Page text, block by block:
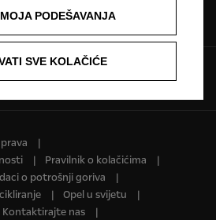
Newsletter
Pravilnik o kolačićima
o potrošnji goriva
Opel u svijetu
Kontaktirajte nas
MOJA PODEŠAVANJA
SVE KOLAČIĆE